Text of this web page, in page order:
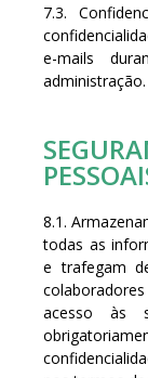
7.3.
e-mails
administração.
8.1.
todas as
e trafegam
acesso às